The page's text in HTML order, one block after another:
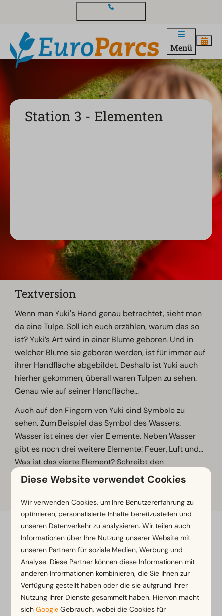
Menü
Station 3 - Elementen
Textversion
Wenn man Yuki's Hand genau betrachtet, sieht man
da eine Tulpe. Soll ich euch erzählen, warum das so
ist? Yuki’s Art wird in einer Blume geboren. Und in
welcher Blume sie geboren werden, ist für immer auf
ihrer Handfläche abgebildet. Deshalb ist Yuki auch
hierher gekommen, überall waren Tulpen zu sehen.
Genau wie auf seiner Handfläche...
Auch auf den Fingern von Yuki sind Symbole zu
sehen. Zum Beispiel das Symbol des Wassers.
Wasser ist eines der vier Elemente. Neben Wasser
gibt es noch drei weitere Elemente: Feuer, Luft und...
Was ist das vierte Element? Schreibt den
Anfangsbuchstaben des Elements an die dritte
Flexibel buchen mit Flexibilitätsgarantie*
Kostenlose Stornierung innerhalb von 14 Tagen
nach der Buchung*
Zahlung in Raten oder später möglich*
* Unsere Buchungsbedingungen anzeigen
Diese Website verwendet Cookies
Wir verwenden Cookies, um Ihre Benutzererfahrung zu
optimieren, personalisierte Inhalte bereitzustellen und
unseren Datenverkehr zu analysieren. Wir teilen auch
Informationen über Ihre Nutzung unserer Website mit
unseren Partnern für soziale Medien, Werbung und
Analyse. Diese Partner können diese Informationen mit
anderen Informationen kombinieren, die Sie ihnen zur
Verfügung gestellt haben oder die sie aufgrund Ihrer
Nutzung ihrer Dienste gesammelt haben. Hiervon macht
sichGoogle Gebrauch, wobei die Cookies für